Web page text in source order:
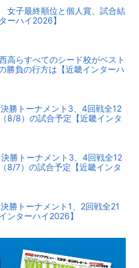
女子最終順位と個人賞、試合結
ーハイ2026】
高らすべてのシード校がベスト
勝負の行方は【近畿インターハ
勝トーナメント3、4回戦全12
8/8）の試合予定【近畿インタ
勝トーナメント3、4回戦全12
8/7）の試合予定【近畿インタ
勝トーナメント1、2回戦全21
ンターハイ2026】